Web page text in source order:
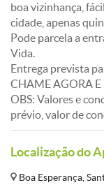
boa vizinhança,
cidade, apenas
Pode parcela a
Vida.
Entrega prevista
CHAME AGORA E
OBS: Valores e
prévio, valor de
Localização do
Boa Esperança,